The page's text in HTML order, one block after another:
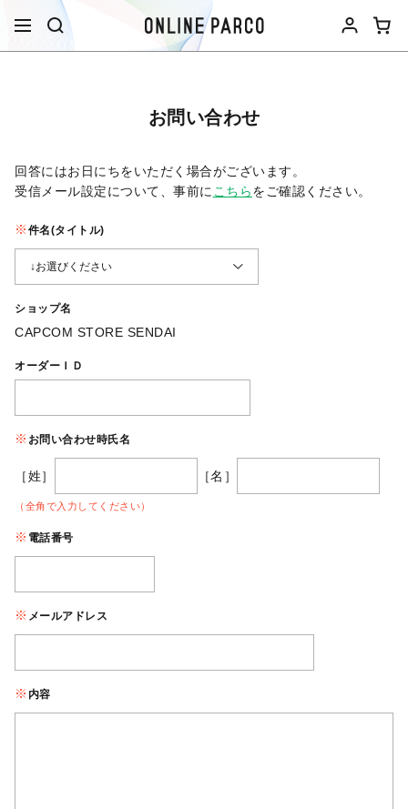
お問い合わせ
回答にはお日にちをいただく場合がございます。
受信メール設定について、事前に こちらをご確認ください。​
件名(タイトル)
ショップ名
CAPCOM STORE SENDAI
オーダーＩＤ
お問い合わせ時氏名
［姓］ ［名］
（全角で入力してください）
電話番号
メールアドレス
内容